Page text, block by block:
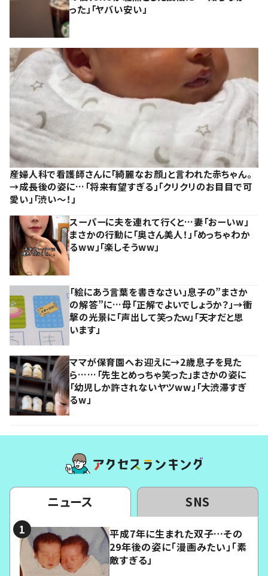
った」「ヤバい安い」
産婦人科で看護師さんに「綺麗なお顔」と言われた赤ちゃん。
→成長後の姿に…「将来有望すぎる」「クリクリのお目目で可
愛い」「渋い～！」
スーパーに夫を連れて行くと…妻「おーいw」
まさかの行動に「奥さん美人！」「めっちゃわか
るww」「楽しそうww」
「絵にあう言葉を書きなさい」息子の”まさか
の解答”に…母「正解でよいでしょうか？」→衝
撃の光景に「声出して笑ったｗ」「天才だと思
います」
ママが保育園へお迎えに→2歳息子を見た
ら……「先生とめっちゃ笑った」まさかの姿に
「幼児しか許されないヤツww」「大渋滞すぎ
るw」
ニュース SNS
平成7年に生まれた双子…その
29年後の姿に「漫画みたい」「素
敵すぎる」